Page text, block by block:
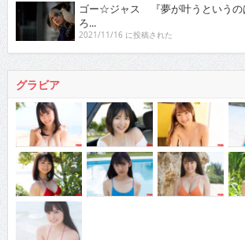
ゴー☆ジャス 『夢が叶うというの
ろ...
2021/11/16 に投稿された
グラビア